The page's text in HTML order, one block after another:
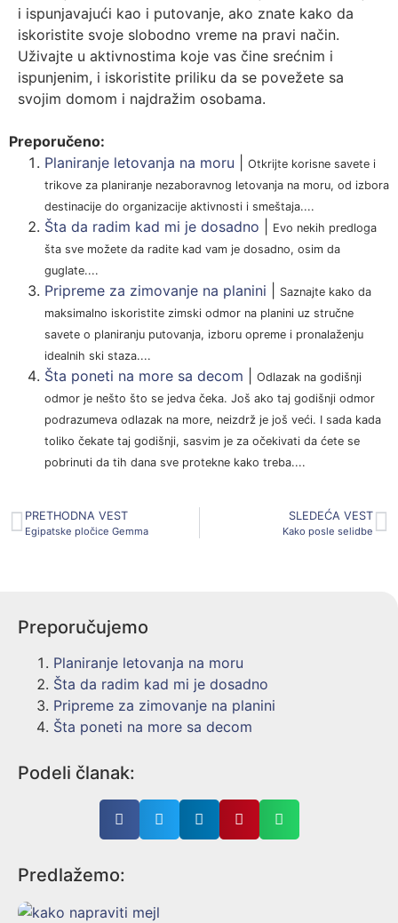
i ispunjavajući kao i putovanje, ako znate kako da
iskoristite svoje slobodno vreme na pravi način.
Uživajte u aktivnostima koje vas čine srećnim i
ispunjenim, i iskoristite priliku da se povežete sa
svojim domom i najdražim osobama.
Preporučeno:
Planiranje letovanja na moru
Otkrijte korisne savete i
trikove za planiranje nezaboravnog letovanja na moru, od izbora
destinacije do organizacije aktivnosti i smeštaja....
Šta da radim kad mi je dosadno
Evo nekih predloga
šta sve možete da radite kad vam je dosadno, osim da
guglate....
Pripreme za zimovanje na planini
Saznajte kako da
maksimalno iskoristite zimski odmor na planini uz stručne
savete o planiranju putovanja, izboru opreme i pronalaženju
idealnih ski staza....
Šta poneti na more sa decom
Odlazak na godišnji
odmor je nešto što se jedva čeka. Još ako taj godišnji odmor
podrazumeva odlazak na more, neizdrž je još veći. I sada kada
toliko čekate taj godišnji, sasvim je za očekivati da ćete se
pobrinuti da tih dana sve protekne kako treba....
PRETHODNA VEST
Egipatske pločice Gemma
SLEDEĆA VEST
Kako posle selidbe
Preporučujemo
Planiranje letovanja na moru
Šta da radim kad mi je dosadno
Pripreme za zimovanje na planini
Šta poneti na more sa decom
Podeli članak:
Predlažemo: